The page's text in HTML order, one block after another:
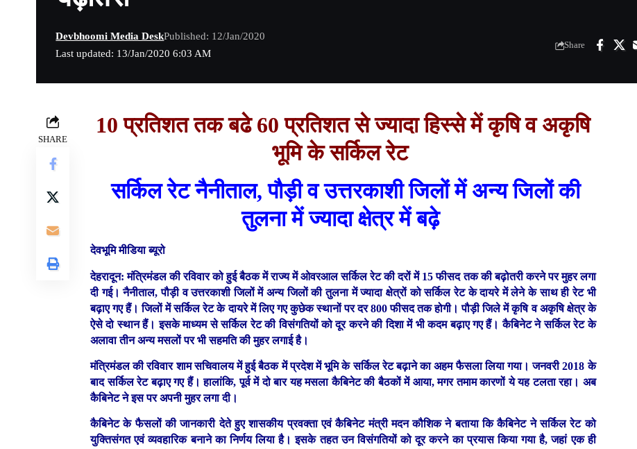
Last updated: 13/Jan/2020 6:03 AM
Devbhoomi Media DeskPublished: 12/Jan/2020
Share
SHARE
10 प्रतिशत तक बढे 60 प्रतिशत से ज्यादा हिस्से में कृषि व अकृषि
भूमि के सर्किल रेट
सर्किल रेट नैनीताल, पौड़ी व उत्तरकाशी जिलों में अन्य जिलों की
तुलना में ज्यादा क्षेत्र में बढ़े
देवभूमि मीडिया ब्यूरो
देहरादून: मंत्रिमंडल की रविवार को हुई बैठक में राज्य में ओवरआल सर्किल रेट की दरों में 15 फीसद तक की बढ़ोतरी करने पर मुहर लगा
दी गई। नैनीताल, पौड़ी व उत्तरकाशी जिलों में अन्य जिलों की तुलना में ज्यादा क्षेत्रों को सर्किल रेट के दायरे में लेने के साथ ही रेट भी
बढ़ाए गए हैं। जिलों में सर्किल रेट के दायरे में लिए गए कुछेक स्थानों पर दर 800 फीसद तक होगी। पौड़ी जिले में कृषि व अकृषि क्षेत्र के
ऐसे दो स्थान हैं। इसके माध्यम से सर्किल रेट की विसंगतियों को दूर करने की दिशा में भी कदम बढ़ाए गए हैं। कैबिनेट ने सर्किल रेट के
अलावा तीन अन्य मसलों पर भी सहमति की मुहर लगाई है।
मंत्रिमंडल की रविवार शाम सचिवालय में हुई बैठक में प्रदेश में भूमि के सर्किल रेट बढ़ाने का अहम फैसला लिया गया। जनवरी 2018 के
बाद सर्किल रेट बढ़ाए गए हैं। हालांकि, पूर्व में दो बार यह मसला कैबिनेट की बैठकों में आया, मगर तमाम कारणों ये यह टलता रहा। अब
कैबिनेट ने इस पर अपनी मुहर लगा दी।
कैबिनेट के फैसलों की जानकारी देते हुए शासकीय प्रवक्ता एवं कैबिनेट मंत्री मदन कौशिक ने बताया कि कैबिनेट ने सर्किल रेट को
युक्तिसंगत एवं व्यवहारिक बनाने का निर्णय लिया है। इसके तहत उन विसंगतियों को दूर करने का प्रयास किया गया है, जहां एक ही